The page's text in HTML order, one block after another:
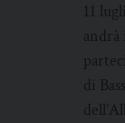
11
andrà
di